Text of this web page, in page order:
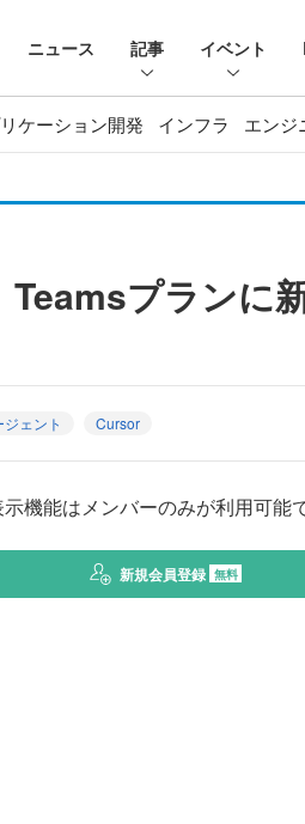
ニュース 記事 イベント
ケーション開発 インフラ エンジ
プランに
ェント Cursor
機能はメンバーのみが利用可能
新規会員登録 無料